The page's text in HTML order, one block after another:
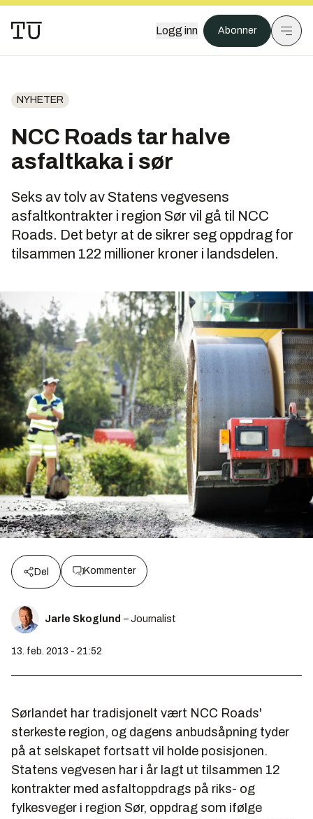
Logg inn Abonner
NYHETER
NCC Roads tar halve
asfaltkaka i sør
Seks av tolv av Statens vegvesens
asfaltkontrakter i region Sør vil gå til NCC
Roads. Det betyr at de sikrer seg oppdrag for
tilsammen 122 millioner kroner i landsdelen.
Del Kommenter
Jarle Skoglund – Journalist
13. feb. 2013 - 21:52
Sørlandet har tradisjonelt vært NCC Roads'
sterkeste region, og dagens anbudsåpning tyder
på at selskapet fortsatt vil holde posisjonen.
Statens vegvesen har i år lagt ut tilsammen 12
kontrakter med asfaltoppdrags på riks- og
fylkesveger i region Sør, oppdrag som ifølge